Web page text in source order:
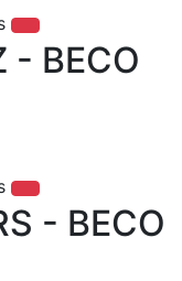
- BECO
- BECO